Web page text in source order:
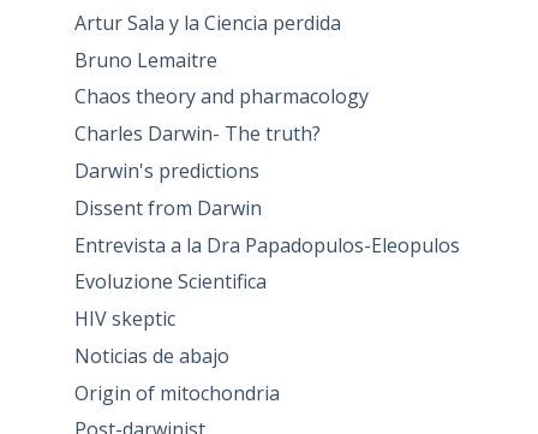
Artur Sala y la Ciencia perdida
Bruno Lemaitre
Chaos theory and pharmacology
Charles Darwin- The truth?
Darwin's predictions
Dissent from Darwin
Entrevista a la Dra Papadopulos-Eleopulos
Evoluzione Scientifica
HIV skeptic
Noticias de abajo
Origin of mitochondria